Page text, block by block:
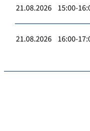
21.08.2026 15:00-
21.08.2026 16:00-